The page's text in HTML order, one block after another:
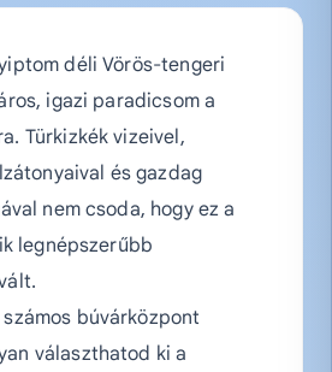
déli Vörös-tengeri
igazi paradicsom a
Türkizkék vizeivel,
és gazdag
nem csoda, hogy ez a
legnépszerűbb
búvárközpont
választhatod ki a